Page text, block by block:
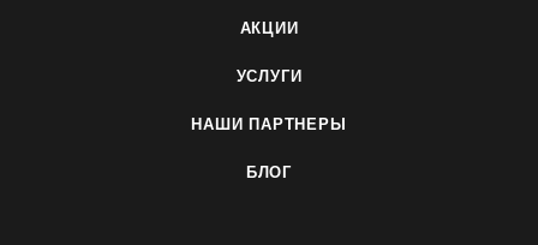
АКЦИИ
УСЛУГИ
НАШИ ПАРТНЕРЫ
БЛОГ